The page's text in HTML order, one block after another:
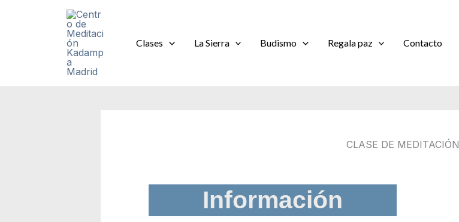
Clases La Sierra Budismo Regala paz Contacto
CLASE DE MEDITACIÓN
Información